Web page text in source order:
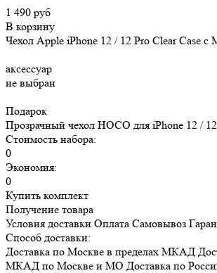
1 490 руб
В корзину
Чехол Apple iPhone 12 / 12 Pro Clear Case c
аксессуар
не выбран
Подарок
Прозрачный чехол HOCO для iPhone 12 /
Стоимость набора:
0
Экономия:
0
Купить комплект
Получение товара
Условия доставки Оплата Самовывоз
Способ доставки:
Доставка по Москве в пределах МКАД
МКАД по Москве и МО Доставка по